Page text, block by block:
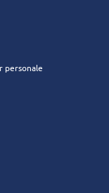
personale